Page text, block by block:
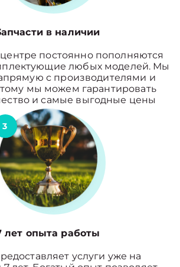
в наличии
постоянно пополняются
любых моделей. Мы
с производителями и
мы можем гарантировать
и самые выгодные цены
3
лет опыта работы
услуги уже на